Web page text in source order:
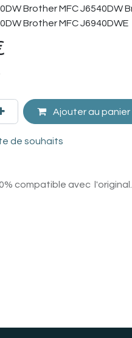
Brother MFC J6540DW
Brother MFC J6940DWE
Ajouter au panier
de souhaits
compatible avec l'original.